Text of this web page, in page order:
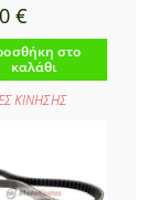
€
στο
καλάθι
ΚΙΝΗΣΗΣ